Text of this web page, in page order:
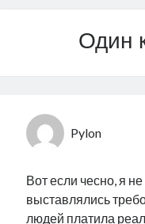
Один
Pylon
Вот если чесно, я
выставлялись
людей платила